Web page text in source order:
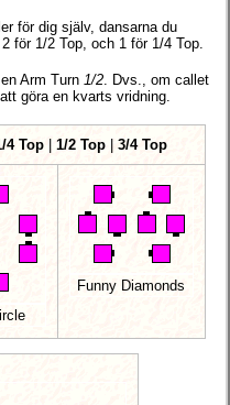
för dig själv, dansarna du
för 1/2 Top, och 1 för 1/4 Top.
Arm Turn 1/2 . Dvs., om callet
göra en kvarts vridning.
4 Top | 1/2 Top | 3/4 Top
Funny Diamonds